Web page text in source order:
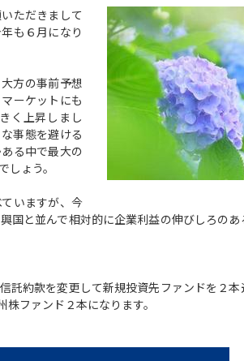
ただきまして
も６月になり
方の事前予想
ーケットにも
く上昇しまし
事態を避ける
る中で最大の
ょう。
いますが、今
国と並んで相対的に企業利益の伸びしろの
託約款を変更して新規投資先ファンドを２本
ファンド２本になります。